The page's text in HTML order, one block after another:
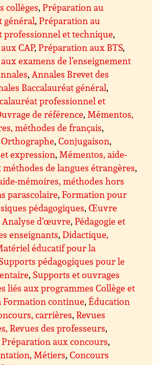
collèges,Préparation au
général,Préparation au
professionnel et technique,
CAP,Préparation aux BTS,
examens de l’enseignement
, Annales Brevet des
Baccalauréat général,
professionnel et
de référence, Mémentos,
méthodes de français,
Orthographe,Conjugaison,
expression, Mémentos, aide-
de langues étrangères,
mémoires, méthodes hors
parascolaire,Formation pour
pédagogiques,Œuvre
Analyse d’œuvre,Pédagogie et
enseignants,Didactique,
éducatif pour la
pédagogiques pour le
, Supports et ouvrages
liés aux programmes Collège et
Formation continue,Éducation
carrières,Revues
Revues des professeurs,
aux concours,
Métiers,Concours